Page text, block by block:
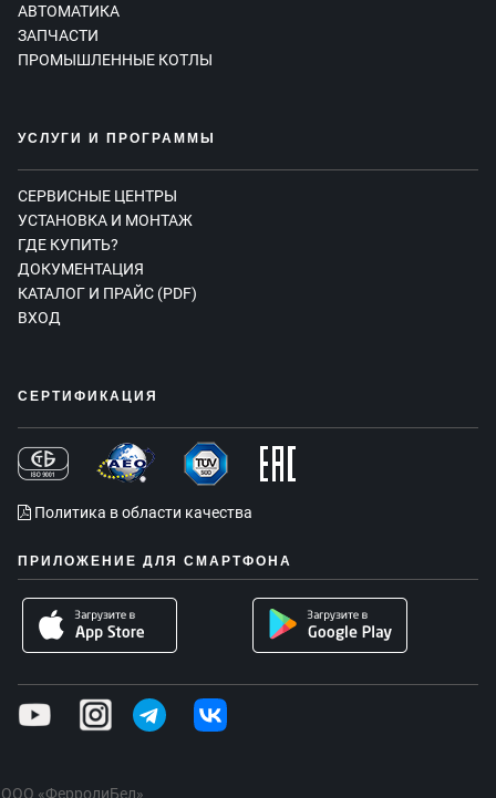
АВТОМАТИКА
ЗАПЧАСТИ
ПРОМЫШЛЕННЫЕ КОТЛЫ
УСЛУГИ И ПРОГРАММЫ
СЕРВИСНЫЕ ЦЕНТРЫ
УСТАНОВКА И МОНТАЖ
ГДЕ КУПИТЬ?
ДОКУМЕНТАЦИЯ
КАТАЛОГ И ПРАЙС (PDF)
ВХОД
СЕРТИФИКАЦИЯ
Политика в области качества
ПРИЛОЖЕНИЕ ДЛЯ СМАРТФОНА
ООО «ФерролиБел»